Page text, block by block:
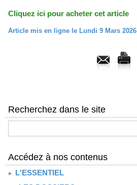
Cliquez ici pour acheter cet article
Article mis en ligne le Lundi 9 Mars 2026
Recherchez dans le site
Accédez à nos contenus
L'ESSENTIEL